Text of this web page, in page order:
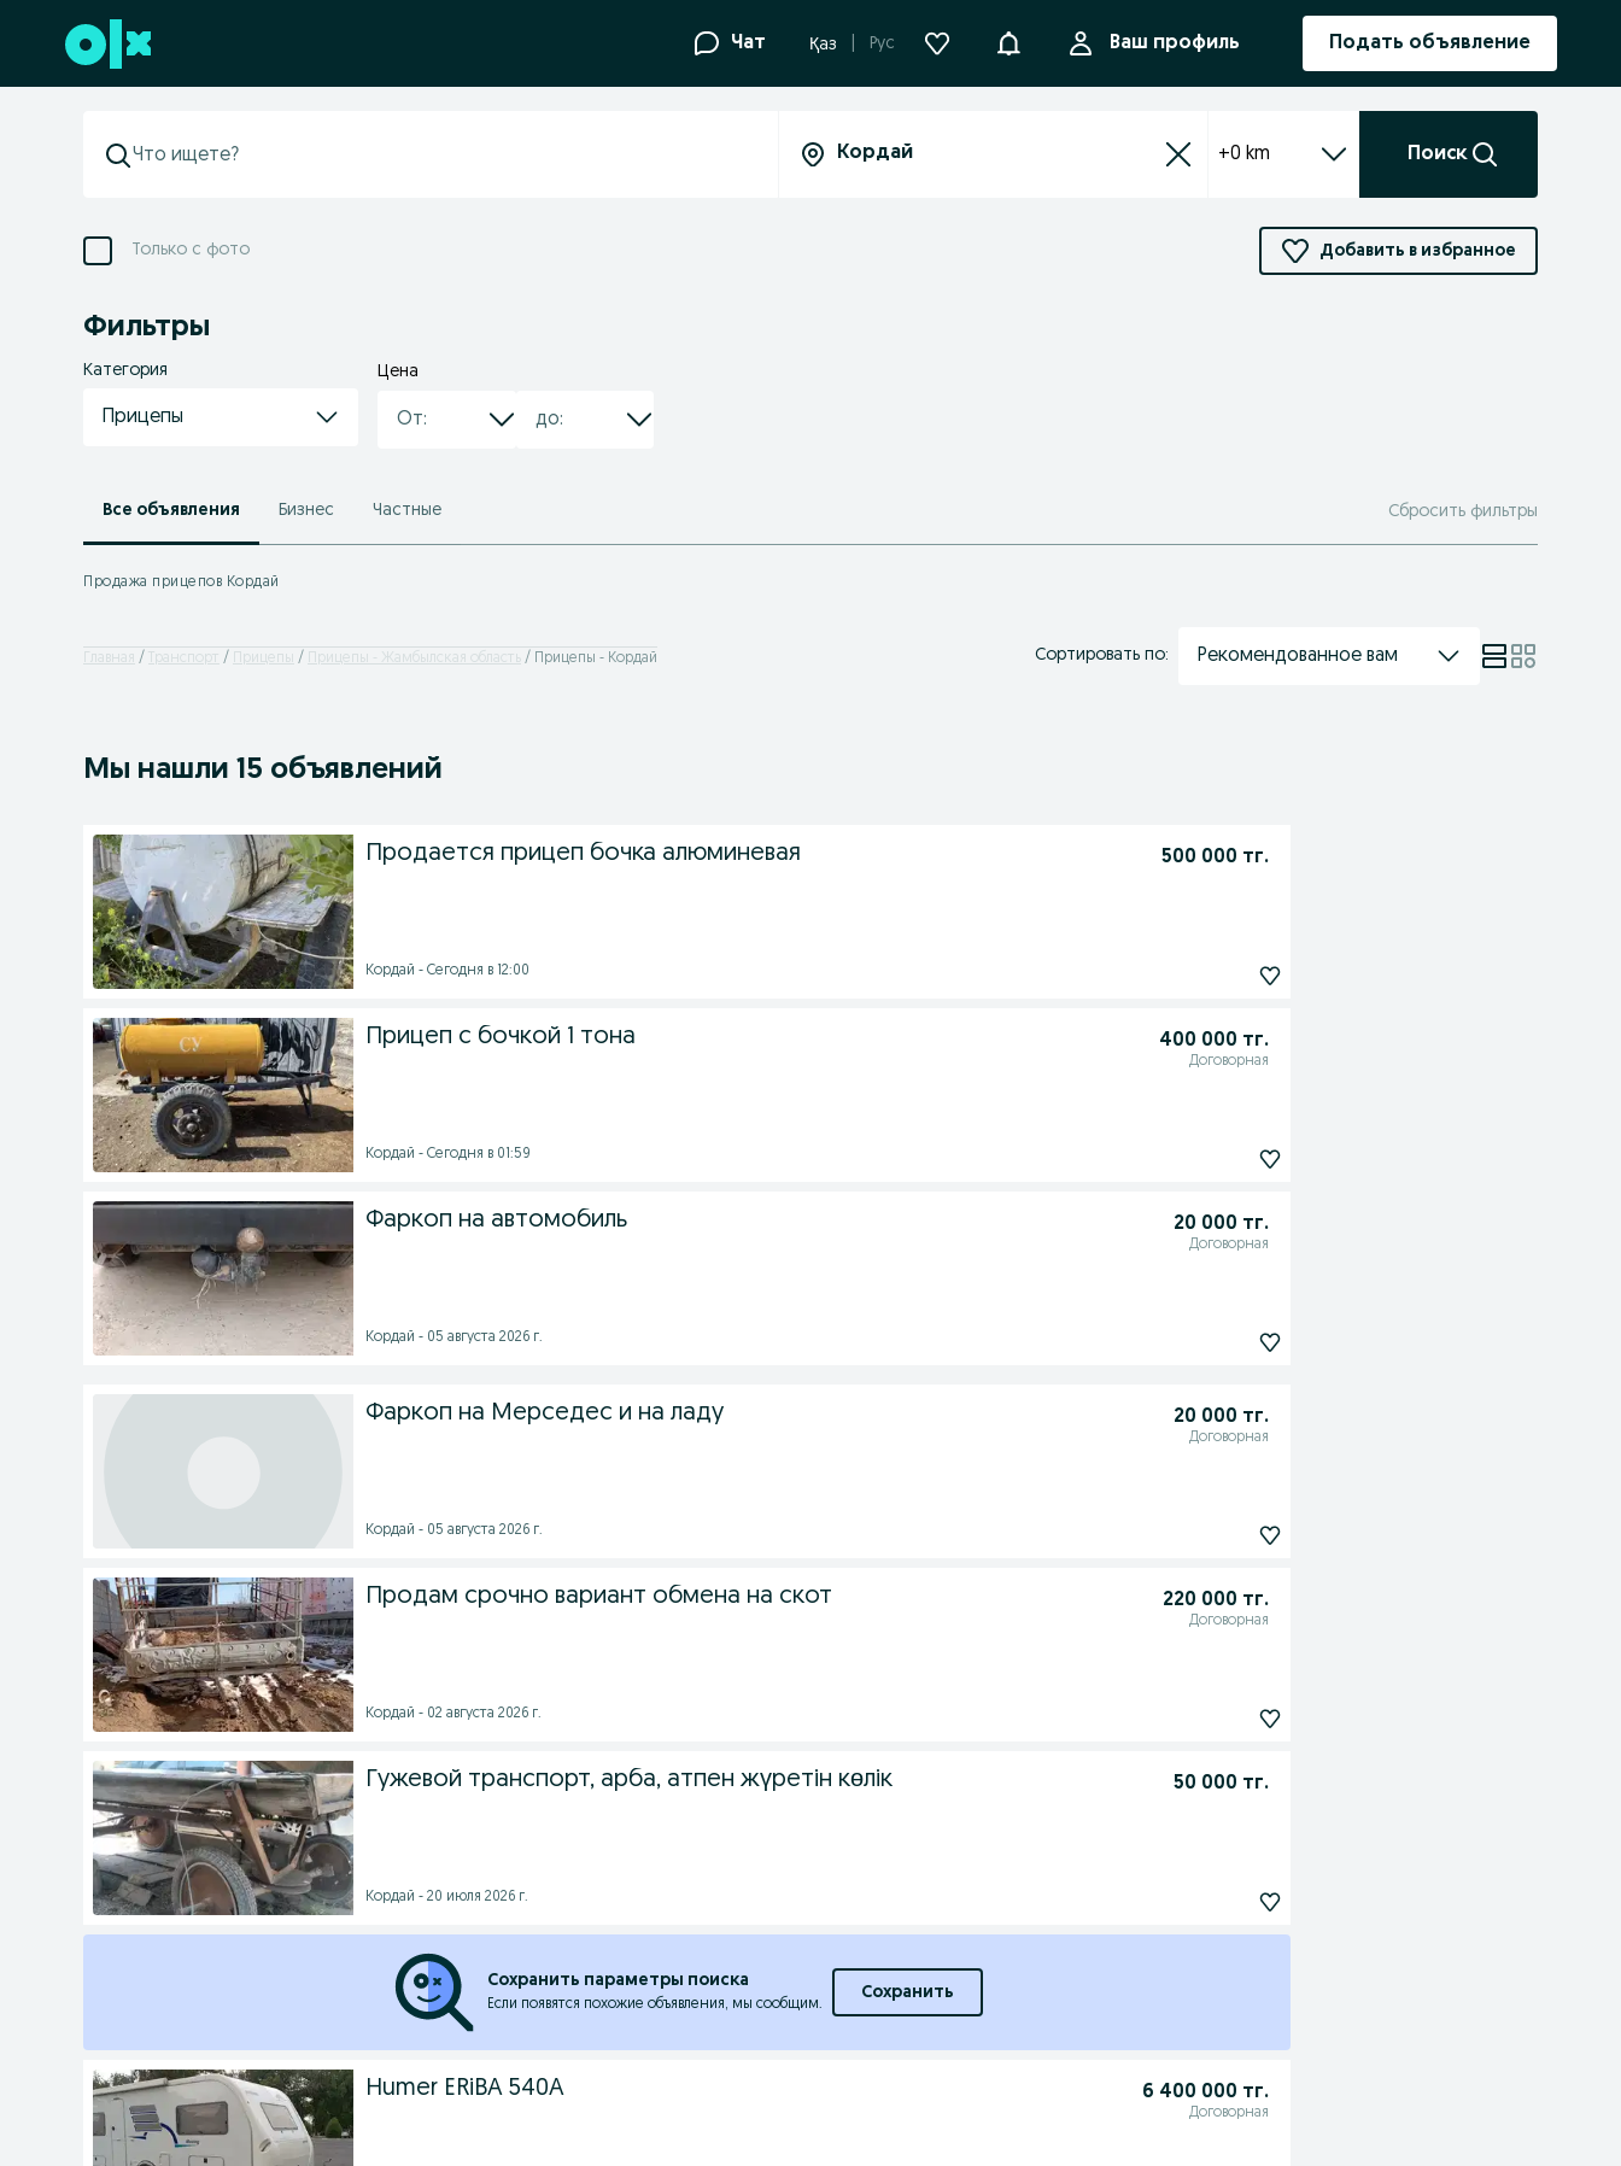
Перейти к нижнему колонтитулу Чат Қаз Рус УведомленияВаш профиль Подать объявление
+0 km Поиск
Только с фото Добавить в избранное
Фильтры
Категория
Прицепы
Цена
Все объявления Бизнес Частные Сбросить фильтры
Продажа прицепов Кордай
Главная Транспорт Прицепы Прицепы - Жамбылская область Прицепы - Кордай Сортировать по: Рекомендованное вам
Мы нашли 15 объявлений
Продается прицеп бочка алюминевая 500 000 тг.
Кордай - Сегодня в 12:00
Прицеп с бочкой 1 тона 400 000 тг.
Договорная
Кордай - Сегодня в 01:59
Фаркоп на автомобиль 20 000 тг.
Договорная
Кордай - 05 августа 2026 г.
Фаркоп на Мерседес и на ладу 20 000 тг.
Договорная
Кордай - 05 августа 2026 г.
Продам срочно вариант обмена на скот 220 000 тг.
Договорная
Кордай - 02 августа 2026 г.
Гужевой транспорт, арба, атпен жүретін көлік 50 000 тг.
Кордай - 20 июля 2026 г.
Сохранить параметры поиска
Если появятся похожие объявления, мы сообщим.
Сохранить
Humer ERiBA 540A 6 400 000 тг.
Договорная